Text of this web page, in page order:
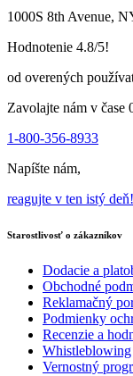
vybrať
stránke
produktu
1000S 8th Avenue,
Hodnotenie 4.8/5!
od overených
Zavolajte nám v čase
1-800-356-8933
Napíšte nám,
reagujte v ten istý deň!
Starostlivosť o zákazníkov
Dodacie a
Obchodné
Reklamačný
Podmienky
Recenzie a
Whistleblowing
Vernostný